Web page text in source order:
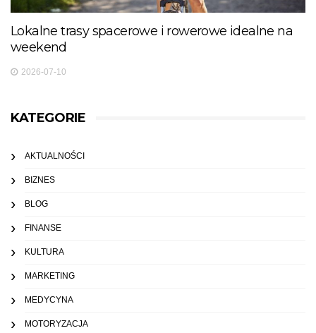
Lokalne trasy spacerowe i rowerowe idealne na
weekend
2026-07-10
KATEGORIE
AKTUALNOŚCI
BIZNES
BLOG
FINANSE
KULTURA
MARKETING
MEDYCYNA
MOTORYZACJA